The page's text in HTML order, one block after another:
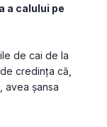
a calului pe
de cai de la
credința că,
avea șansa